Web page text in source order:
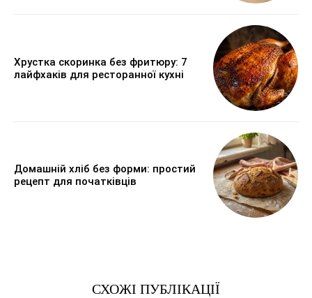
Хрустка скоринка без фритюру: 7
лайфхаків для ресторанної кухні
Домашній хліб без форми: простий
рецепт для початківців
СХОЖІ ПУБЛІКАЦІЇ